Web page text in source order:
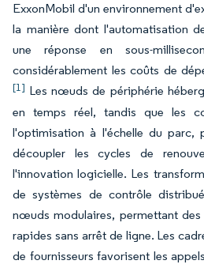
ExxonMobil d'un environnement
la manière dont l'automatisation
une réponse en sous-
considérablement les coûts de
[1] Les nœuds de périphérie
en temps réel, tandis que les
l'optimisation à l'échelle du parc,
découpler les cycles de
l'innovation logicielle. Les
de systèmes de contrôle
nœuds modulaires, permettant des
rapides sans arrêt de ligne. Les
de fournisseurs favorisent les